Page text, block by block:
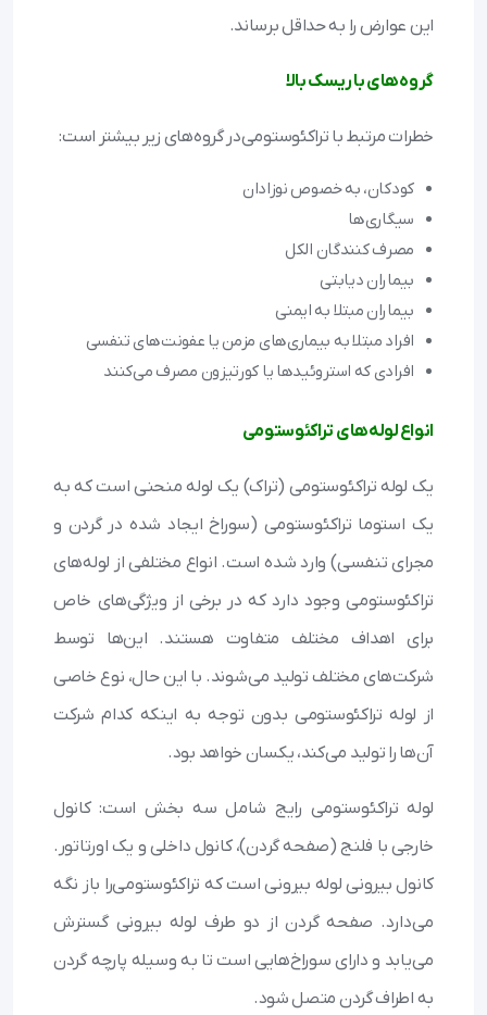
این عوارض را به حداقل برساند.
گروه‌های با ریسک بالا
خطرات مرتبط با تراکئوستومی‌در گروه‌های زیر بیشتر است:
کودکان، به خصوص نوزادان
سیگاری‌ها
مصرف کنندگان الکل
بیماران دیابتی
بیماران مبتلا به ایمنی
افراد مبتلا به بیماری‌های مزمن یا عفونت‌های تنفسی
افرادی که استروئیدها یا کورتیزون مصرف می‌کنند
انواع لوله‌های تراکئوستومی
یک لوله تراکئوستومی (تراک) یک لوله منحنی است که به
یک استوما تراکئوستومی (سوراخ ایجاد شده در گردن و
مجرای تنفسی) وارد شده است. انواع مختلفی از لوله‌های
تراکئوستومی وجود دارد که در برخی از ویژگی‌های خاص
برای اهداف مختلف متفاوت هستند. این‌ها توسط
شرکت‌های مختلف تولید می‌شوند. با این حال، نوع خاصی
از لوله تراکئوستومی بدون توجه به اینکه کدام شرکت
آن‌ها را تولید می‌کند، یکسان خواهد بود.
لوله تراکئوستومی رایج شامل سه بخش است: کانول
خارجی با فلنج (صفحه گردن)، کانول داخلی و یک اورتاتور.
کانول بیرونی لوله بیرونی است که تراکئوستومی‌را باز نگه
می‌دارد. صفحه گردن از دو طرف لوله بیرونی گسترش
می‌یابد و دارای سوراخ‌هایی است تا به وسیله پارچه گردن
به اطراف گردن متصل شود.